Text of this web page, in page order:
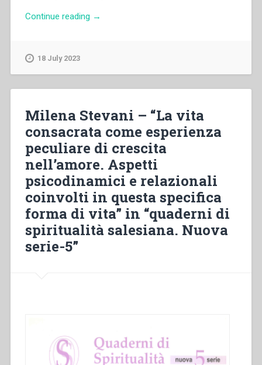
Continue reading “Gianfranco
Il
luogo
privilegiato
leggere
e
interpretare
la
Bibbia”
in
→
18 July 2023
Milena Stevani – “La vita
consacrata come esperienza
peculiare di crescita
nell’amore. Aspetti
psicodinamici e relazionali
coinvolti in questa specifica
forma di vita” in “quaderni di
spiritualità salesiana. Nuova
serie-5”